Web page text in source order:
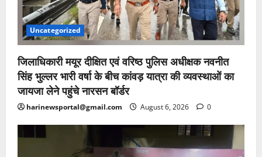
Uncategorized
जिलाधिकारी मयूर दीक्षित एवं वरिष्ठ पुलिस अधीक्षक नवनीत
सिंह भुल्लर भारी वर्षा के बीच कांवड़ यात्रा की व्यवस्थाओं का
जायजा लेने पहुंचे नारसन बॉर्डर
harinewsportal@gmail.com August 6, 2026 0